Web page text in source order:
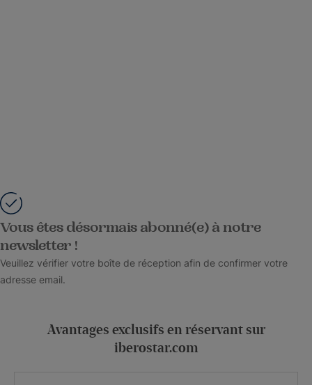
Vous êtes désormais abonné(e) à notre
newsletter !
Veuillez vérifier votre boîte de réception afin de confirmer votre
adresse email.
Avantages exclusifs en réservant sur
iberostar.com